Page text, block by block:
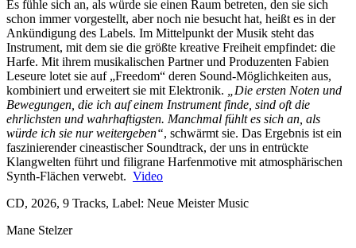
Es fühle sich an, als würde sie einen Raum betreten, den sie sich
schon immer vorgestellt, aber noch nie besucht hat, heißt es in der
Ankündigung des Labels. Im Mittelpunkt der Musik steht das
Instrument, mit dem sie die größte kreative Freiheit empfindet: die
Harfe. Mit ihrem musikalischen Partner und Produzenten Fabien
Leseure lotet sie auf „Freedom“ deren Sound-Möglichkeiten aus,
kombiniert und erweitert sie mit Elektronik.
„Die ersten Noten und
Bewegungen, die ich auf einem Instrument finde, sind oft die
ehrlichsten und wahrhaftigsten. Manchmal fühlt es sich an, als
würde ich sie nur weitergeben“, schwärmt sie. Das Ergebnis ist ein
faszinierender cineastischer Soundtrack, der uns in entrückte
Klangwelten führt und filigrane Harfenmotive mit atmosphärischen
Synth-Flächen verwebt. Video
CD, 2026, 9 Tracks, Label: Neue Meister Music
Mane Stelzer